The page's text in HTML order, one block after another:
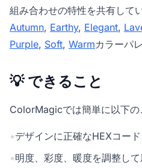
組み合わせの特性を共有して
Autumn, Earthy, Elegant,
Purple, Soft, Warmカラーパ
💡 できること
ColorMagicでは簡単に以下の
•デザインに正確なHEXコー
•明度、彩度、暖度を調整し